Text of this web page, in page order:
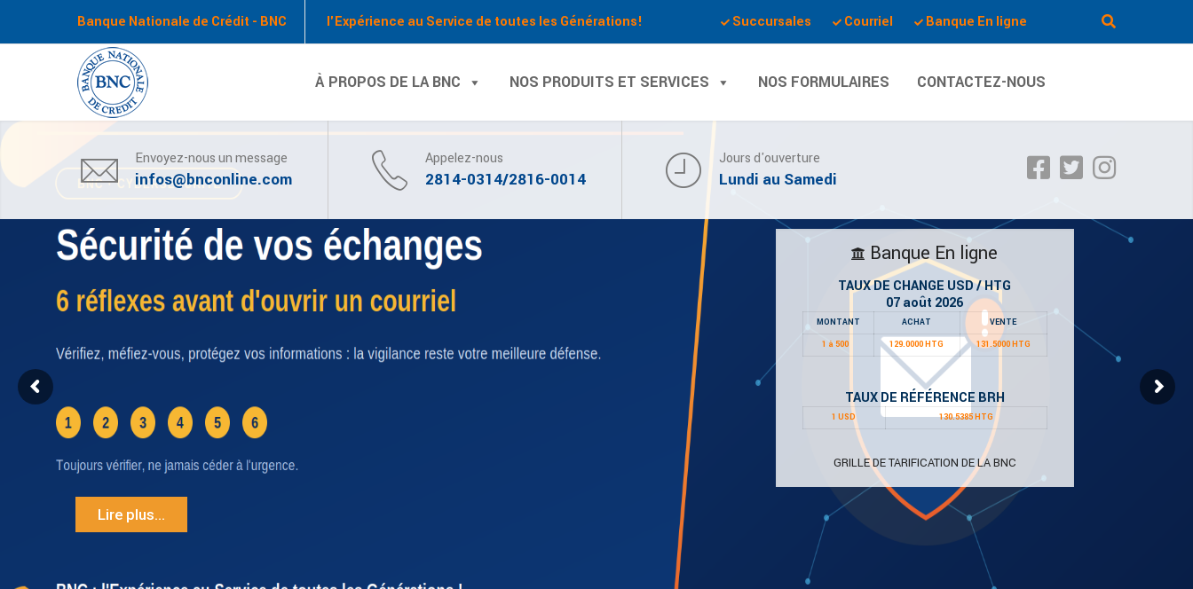
Banque Nationale de Crédit - BNC l'Expérience au Service de toutes les Générations! Succursales Courriel Banque En ligne
À PROPOS DE LA BNC NOS PRODUITS ET SERVICES NOS FORMULAIRES CONTACTEZ-NOUS
Envoyez-nous un message
infos@bnconline.com
Appelez-nous
2814-0314/2816-0014
Jours d'ouverture
Lundi au Samedi
Banque En ligne
TAUX DE CHANGE USD / HTG
07 août 2026
MONTANT ACHAT
VENTE
1 à 500
129.0000 HTG 131.5000 HTG
TAUX DE RÉFÉRENCE BRH
1 USD 130.5385 HTG
GRILLE DE TARIFICATION DE LA BNC
Lire plus...